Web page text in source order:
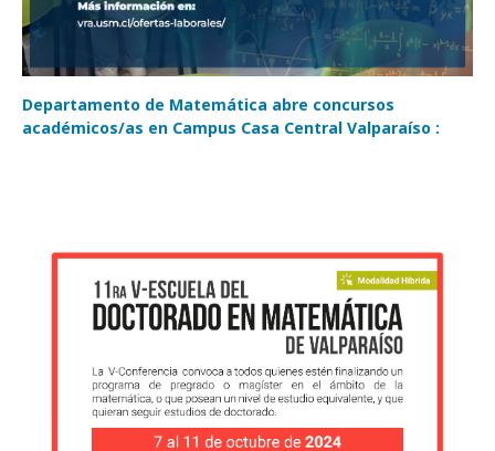
Departamento de Matemática abre concursos
académicos/as en Campus Casa Central Valparaíso :